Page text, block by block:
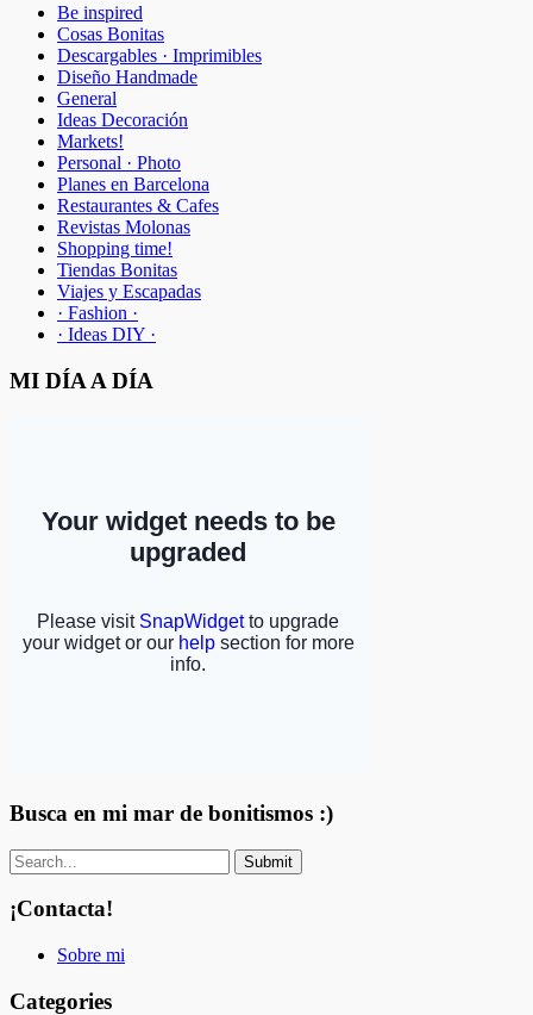
Be inspired
Cosas Bonitas
Descargables · Imprimibles
Diseño Handmade
General
Ideas Decoración
Markets!
Personal · Photo
Planes en Barcelona
Restaurantes & Cafes
Revistas Molonas
Shopping time!
Tiendas Bonitas
Viajes y Escapadas
· Fashion ·
· Ideas DIY ·
MI DÍA A DÍA
Busca en mi mar de bonitismos :)
¡Contacta!
Sobre mi
Categories